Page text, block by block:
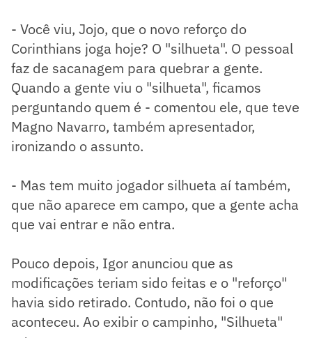
- Você viu, Jojo, que o novo reforço do
Corinthians joga hoje? O "silhueta". O pessoal
faz de sacanagem para quebrar a gente.
Quando a gente viu o "silhueta", ficamos
perguntando quem é - comentou ele, que teve
Magno Navarro, também apresentador,
ironizando o assunto.
- Mas tem muito jogador silhueta aí também,
que não aparece em campo, que a gente acha
que vai entrar e não entra.
Pouco depois, Igor anunciou que as
modificações teriam sido feitas e o "reforço"
havia sido retirado. Contudo, não foi o que
aconteceu. Ao exibir o campinho, "Silhueta"